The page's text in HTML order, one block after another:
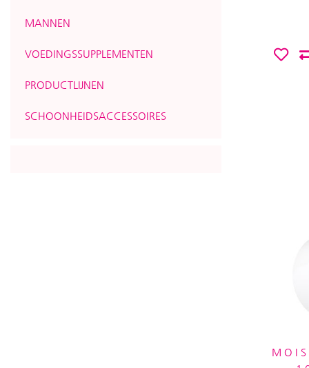
MANNEN
VOEDINGSSUPPLEMENTEN
PRODUCTLIJNEN
SCHOONHEIDSACCESSOIRES